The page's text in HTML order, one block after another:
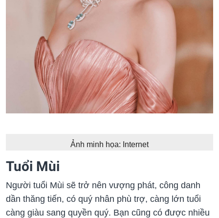
Ảnh minh họa: Internet
Tuổi Mùi
Người tuổi Mùi sẽ trở nên vượng phát, công danh
dần thăng tiến, có quý nhân phù trợ, càng lớn tuổi
càng giàu sang quyền quý. Bạn cũng có được nhiều